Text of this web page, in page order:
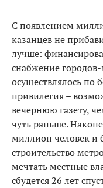
С появлением
казанцев не
лучше:
снабжение
осуществлялось по
привилегия –
вечернюю газету,
чуть раньше.
миллион человек и
строительство
мечтать местные
сбудется 26 лет